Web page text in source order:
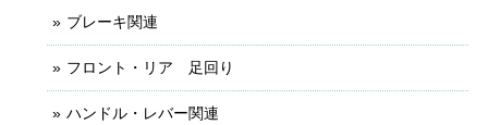
ブレーキ関連
フロント・リア 足回り
ハンドル・レバー関連